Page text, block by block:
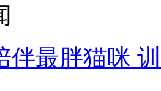
伴最胖猫咪